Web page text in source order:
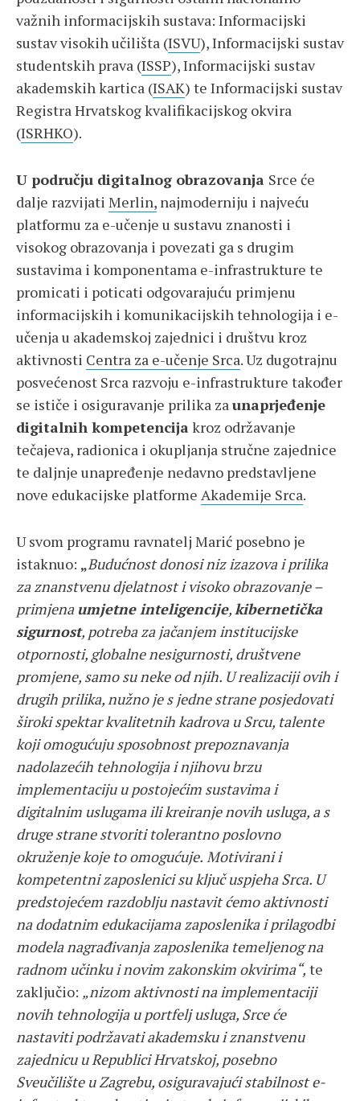
važnih informacijskih sustava: Informacijski
sustav visokih učilišta (ISVU), Informacijski sustav
studentskih prava (ISSP), Informacijski sustav
akademskih kartica (ISAK) te Informacijski sustav
Registra Hrvatskog kvalifikacijskog okvira
(ISRHKO).
U području digitalnog obrazovanja Srce će
dalje razvijati Merlin, najmoderniju i najveću
platformu za e-učenje u sustavu znanosti i
visokog obrazovanja i povezati ga s drugim
sustavima i komponentama e-infrastrukture te
promicati i poticati odgovarajuću primjenu
informacijskih i komunikacijskih tehnologija i e-
učenja u akademskoj zajednici i društvu kroz
aktivnosti Centra za e-učenje Srca. Uz dugotrajnu
posvećenost Srca razvoju e-infrastrukture također
se ističe i osiguravanje prilika zaunaprjeđenje
digitalnih kompetencija kroz održavanje
tečajeva, radionica i okupljanja stručne zajednice
te daljnje unapređenje nedavno predstavljene
nove edukacijske platforme Akademije Srca.
U svom programu ravnatelj Marić posebno je
istaknuo: „Budućnost donosi niz izazova i prilika
za znanstvenu djelatnost i visoko obrazovanje –
primjena umjetne inteligencije,kibernetička
sigurnost, potreba za jačanjem institucijske
otpornosti, globalne nesigurnosti, društvene
promjene, samo su neke od njih. U realizaciji ovih i
drugih prilika, nužno je s jedne strane posjedovati
široki spektar kvalitetnih kadrova u Srcu, talente
koji omogućuju sposobnost prepoznavanja
nadolazećih tehnologija i njihovu brzu
implementaciju u postojećim sustavima i
digitalnim uslugama ili kreiranje novih usluga, a s
druge strane stvoriti tolerantno poslovno
okruženje koje to omogućuje. Motivirani i
kompetentni zaposlenici su ključ uspjeha Srca. U
predstojećem razdoblju nastavit ćemo aktivnosti
na dodatnim edukacijama zaposlenika i prilagodbi
modela nagrađivanja zaposlenika temeljenog na
radnom učinku i novim zakonskim okvirima“, te
zaključio: „nizom aktivnosti na implementaciji
novih tehnologija u portfelj usluga, Srce će
nastaviti podržavati akademsku i znanstvenu
zajednicu u Republici Hrvatskoj, posebno
Sveučilište u Zagrebu, osiguravajući stabilnost e-